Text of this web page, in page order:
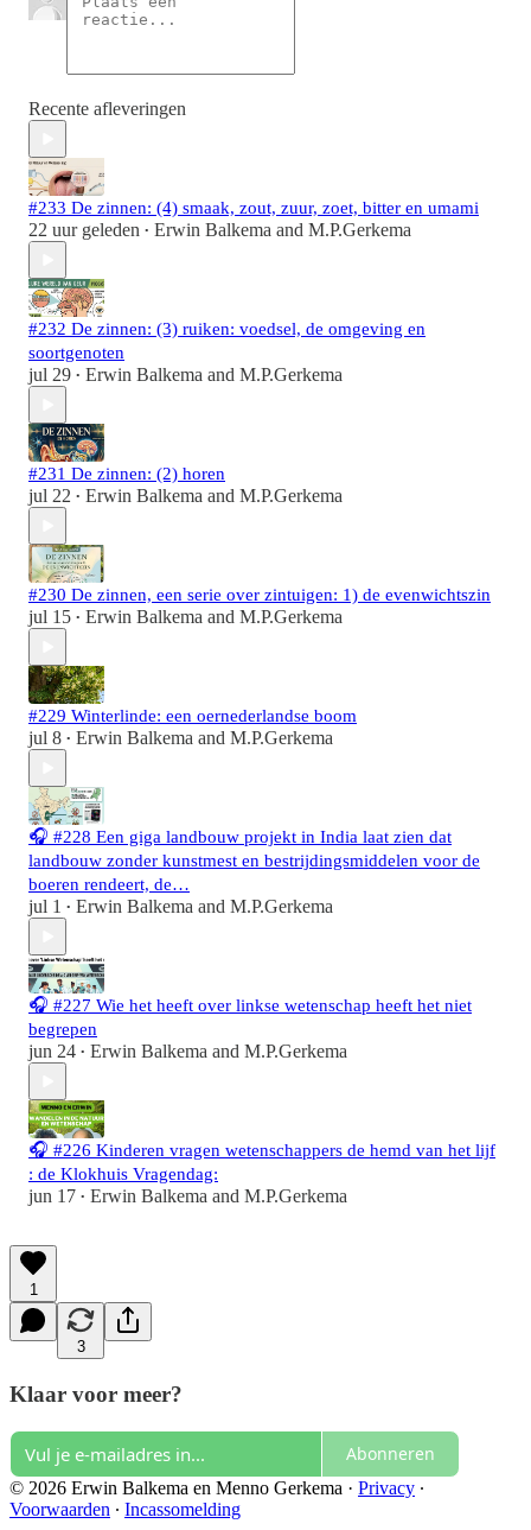
Recente afleveringen
#233 De zinnen: (4) smaak, zout, zuur, zoet, bitter en umami
22 uur geleden • Erwin Balkema and M.P.Gerkema
#232 De zinnen: (3) ruiken: voedsel, de omgeving en
soortgenoten
jul 29 • Erwin Balkema and M.P.Gerkema
#231 De zinnen: (2) horen
jul 22 • Erwin Balkema and M.P.Gerkema
#230 De zinnen, een serie over zintuigen: 1) de evenwichtszin
jul 15 • Erwin Balkema and M.P.Gerkema
#229 Winterlinde: een oernederlandse boom
jul 8 • Erwin Balkema and M.P.Gerkema
🎧 #228 Een giga landbouw projekt in India laat zien dat
landbouw zonder kunstmest en bestrijdingsmiddelen voor de
boeren rendeert, de…
jul 1 • Erwin Balkema and M.P.Gerkema
🎧 #227 Wie het heeft over linkse wetenschap heeft het niet
begrepen
jun 24 • Erwin Balkema and M.P.Gerkema
🎧 #226 Kinderen vragen wetenschappers de hemd van het lijf
: de Klokhuis Vragendag:
jun 17 • Erwin Balkema and M.P.Gerkema
1
3
Klaar voor meer?
Abonneren
© 2026 Erwin Balkema en Menno Gerkema · Privacy ∙
Voorwaarden ∙ Incassomelding